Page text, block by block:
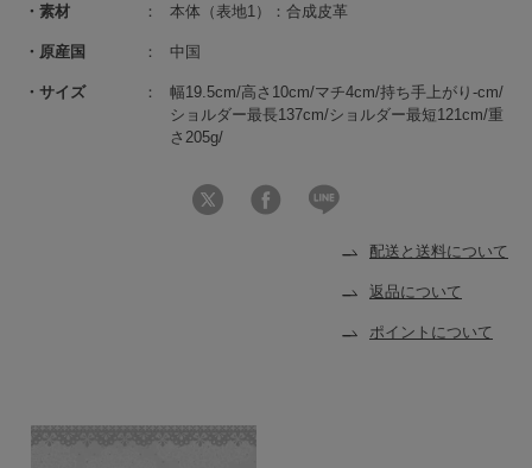
素材 本体（表地1）：合成皮革
原産国 中国
サイズ
幅19.5cm/高さ10cm/マチ4cm/持ち手上がり-cm/
ショルダー最長137cm/ショルダー最短121cm/重
さ205g/
配送と送料について
返品について
ポイントについて